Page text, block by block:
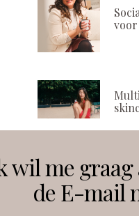
Volg ons
wil me graag
de E-mail